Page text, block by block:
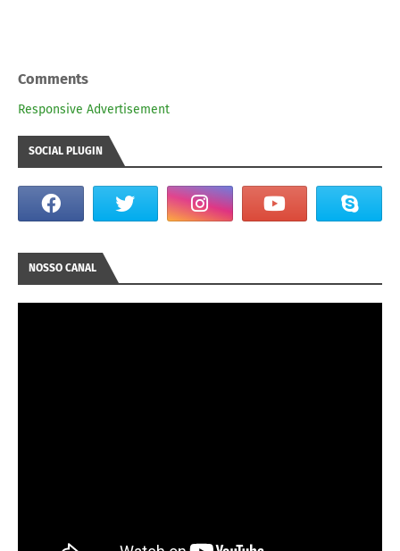
Comments
Responsive Advertisement
SOCIAL PLUGIN
NOSSO CANAL